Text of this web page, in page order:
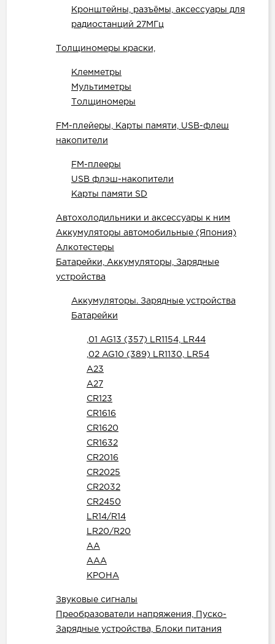
Кронштейны, разъёмы, аксессуары для
радиостанций 27МГц
Толщиномеры краски,
Клемметры
Мультиметры
Толщиномеры
FM-плейеры, Карты памяти, USB-флеш
накопители
FM-плееры
USB флэш-накопители
Карты памяти SD
Автохолодильники и аксессуары к ним
Аккумуляторы автомобильные (Япония)
Алкотестеры
Батарейки, Аккумуляторы, Зарядные
устройства
Аккумуляторы. Зарядные устройства
Батарейки
,01 AG13 (357) LR1154, LR44
,02 AG10 (389) LR1130, LR54
A23
A27
CR123
CR1616
CR1620
CR1632
CR2016
CR2025
CR2032
CR2450
LR14/R14
LR20/R20
АА
ААА
КРОНА
Звуковые сигналы
Преобразователи напряжения, Пуско-
Зарядные устройства, Блоки питания